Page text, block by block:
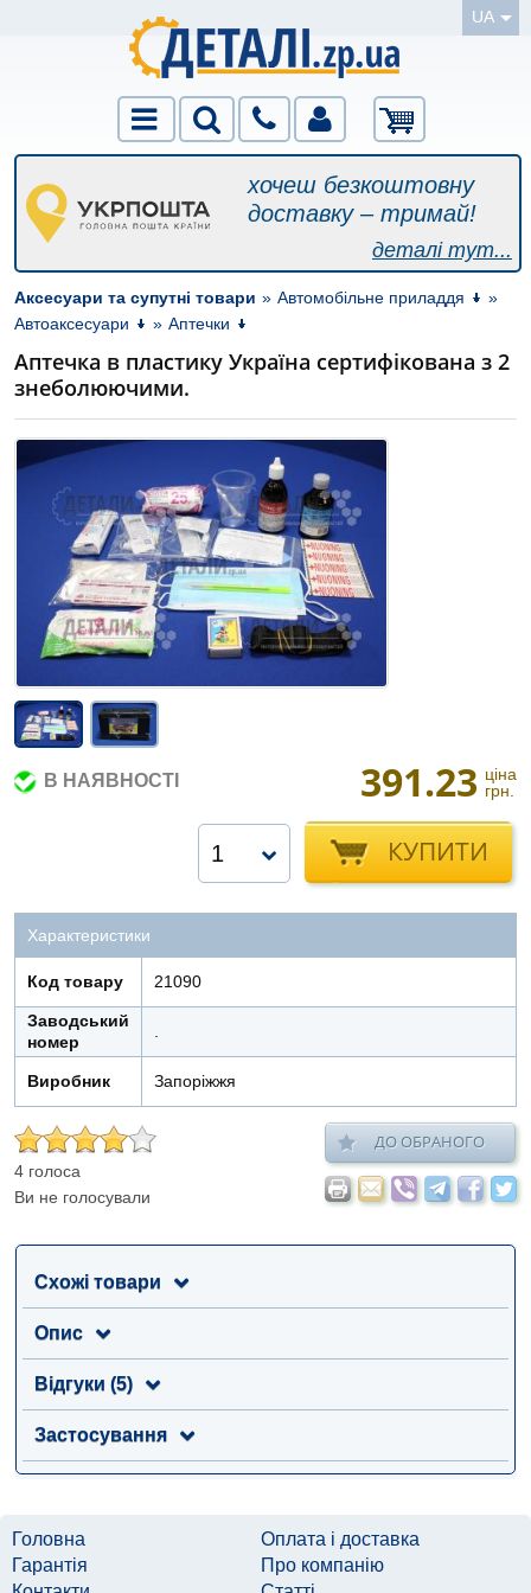
UA
хочеш безкоштовну
доставку – тримай!
деталі тут...
Аксесуари та супутні товари » Автомобільне приладдя
»
Автоаксесуари
» Аптечки
Аптечка в пластику Україна сертифікована з 2
знеболюючими.
В НАЯВНОСТІ 391.23 ціна
грн.
КУПИТИ
1
Характеристики
Код товару 21090
Заводський
номер
Виробник Запоріжжя
4 голоса
Ви не голосували
ДО ОБРАНОГО
Схожі товари
Опис
Відгуки (5)
Застосування
Головна
Оплата і доставка
Гарантія
Про компанію